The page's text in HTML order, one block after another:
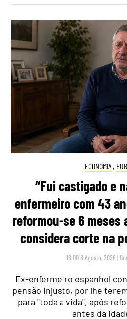
ECONOMIA ,
“Fui castigado e
enfermeiro com 43
reformou-se 6 meses
considera corte na
16:00 6 Agosto, 2026 |
Ex-enfermeiro espanhol
pensão injusto, por lhe
para "toda a vida", após
antes da